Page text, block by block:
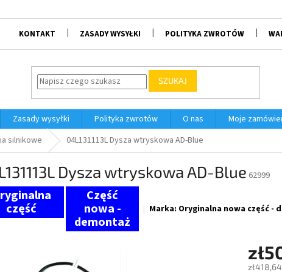
KONTAKT ZASADY WYSYŁKI POLITYKA ZWROTÓW
SZUKAJ
Zasady wysyłki Polityka zwrotów O nas
Moje
silnikowe 04L131113L Dysza wtryskowa AD-Blue
Dysza wtryskowa AD-Blue 62999
Marka: Oryginalna nowa część -